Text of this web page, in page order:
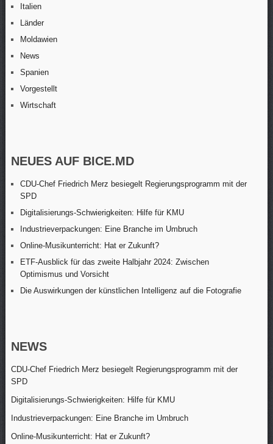
Italien
Länder
Moldawien
News
Spanien
Vorgestellt
Wirtschaft
NEUES AUF BICE.MD
CDU-Chef Friedrich Merz besiegelt Regierungsprogramm mit der
SPD
Digitalisierungs-Schwierigkeiten: Hilfe für KMU
Industrieverpackungen: Eine Branche im Umbruch
Online-Musikunterricht: Hat er Zukunft?
ETF-Ausblick für das zweite Halbjahr 2024: Zwischen
Optimismus und Vorsicht
Die Auswirkungen der künstlichen Intelligenz auf die Fotografie
NEWS
CDU-Chef Friedrich Merz besiegelt Regierungsprogramm mit der
SPD
Digitalisierungs-Schwierigkeiten: Hilfe für KMU
Industrieverpackungen: Eine Branche im Umbruch
Online-Musikunterricht: Hat er Zukunft?